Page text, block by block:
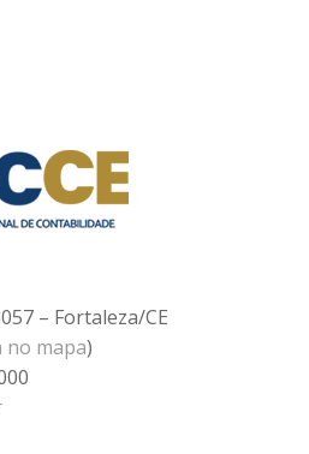
– Fortaleza/CE
no mapa)